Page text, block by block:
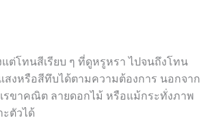
ต่โทนสีเรียบ ๆ ที่ดูหรูหรา ไปจนถึงโทน
งหรือสีทึบได้ตามความต้องการ นอกจาก
รขาคณิต ลายดอกไม้ หรือแม้กระทั่งภาพ
ตัวได้